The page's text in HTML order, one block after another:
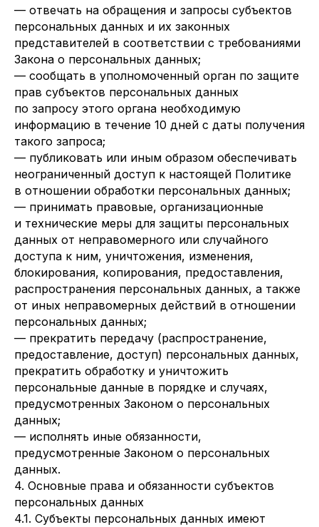
— отвечать на обращения и запросы субъектов
персональных данных и их законных
представителей в соответствии с требованиями
Закона о персональных данных;
— сообщать в уполномоченный орган по защите
прав субъектов персональных данных
по запросу этого органа необходимую
информацию в течение 10 дней с даты получения
такого запроса;
— публиковать или иным образом обеспечивать
неограниченный доступ к настоящей Политике
в отношении обработки персональных данных;
— принимать правовые, организационные
и технические меры для защиты персональных
данных от неправомерного или случайного
доступа к ним, уничтожения, изменения,
блокирования, копирования, предоставления,
распространения персональных данных, а также
от иных неправомерных действий в отношении
персональных данных;
— прекратить передачу (распространение,
предоставление, доступ) персональных данных,
прекратить обработку и уничтожить
персональные данные в порядке и случаях,
предусмотренных Законом о персональных
данных;
— исполнять иные обязанности,
предусмотренные Законом о персональных
данных.
4. Основные права и обязанности субъектов
персональных данных
4.1. Субъекты персональных данных имеют